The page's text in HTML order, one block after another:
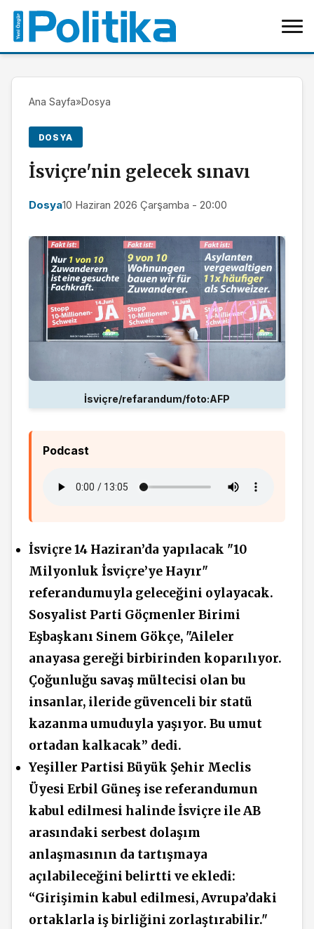
Ana Sayfa»Dosya
DOSYA
İsviçre'nin gelecek sınavı
Dosya10 Haziran 2026 Çarşamba - 20:00
İsviçre/refarandum/foto:AFP
Podcast
İsviçre 14 Haziran’da yapılacak "10
Milyonluk İsviçre’ye Hayır"
referandumuyla geleceğini oylayacak.
Sosyalist Parti Göçmenler Birimi
Eşbaşkanı Sinem Gökçe, "Aileler
anayasa gereği birbirinden koparılıyor.
Çoğunluğu savaş mültecisi olan bu
insanlar, ileride güvenceli bir statü
kazanma umuduyla yaşıyor. Bu umut
ortadan kalkacak” dedi.
Yeşiller Partisi Büyük Şehir Meclis
Üyesi Erbil Güneş ise referandumun
kabul edilmesi halinde İsviçre ile AB
arasındaki serbest dolaşım
anlaşmasının da tartışmaya
açılabileceğini belirtti ve ekledi:
“Girişimin kabul edilmesi, Avrupa’daki
ortaklarla iş birliğini zorlaştırabilir."